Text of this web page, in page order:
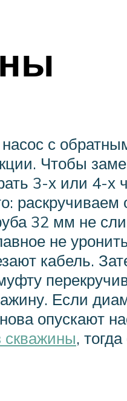
с
Чтобы
3-х или 4-х
раскручиваем
32 мм не
не
кабель.
Если
опускают
скважины,